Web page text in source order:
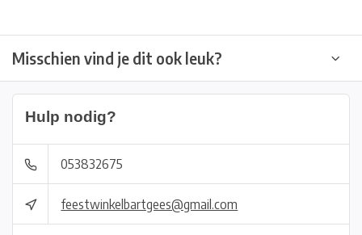
Misschien vind je dit ook leuk?
Hulp nodig?
053832675
feestwinkelbartgees@gmail.com